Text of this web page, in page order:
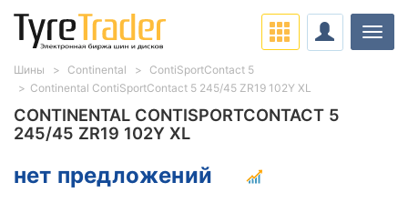
CONTINENTAL CONTISPORTCONTACT 5
245/45 ZR19 102Y XL
нет предложений
Шины Continental
ContiSportContact 5
Continental ContiSportContact 5 245/45 ZR19 102Y XL